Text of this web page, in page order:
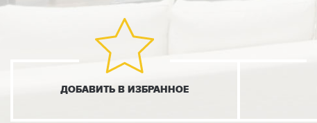
ДОБАВИТЬ В ИЗБРАННОЕ